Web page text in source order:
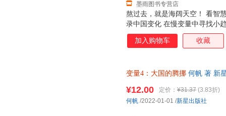
熬过去，就是海阔天空！ 看智
录中国变化 在慢变量中寻找小
的中国土地 对个人选择、乡村
意想不到的新解法 谁适合读这
过本书了解当前经济趋势，投
题。 你会得到什么? 1.一份对
下，怎么规划孩子的人生道路?
墨雨图书专营店
加入购物车 收藏
变量4：大国的腾挪 何帆 著 新
¥12.00 定价： ¥31.37 (3.83折)
何帆 /2022-01-01 /新星出版社